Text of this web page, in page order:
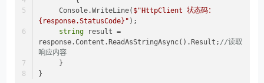
     Console.WriteLine(
$"HttpClient 状态码：
{response.StatusCode} " );
string result =
response.Content.ReadAsStringAsync().Result; //读取
响应内容
     }
}